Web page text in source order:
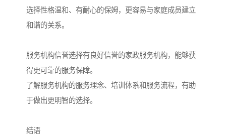
选择性格温和、有耐心的保姆，更容易与家庭成员建立
和谐的关系。
服务机构信誉选择有良好信誉的家政服务机构，能够获
得更可靠的服务保障。
了解服务机构的服务理念、培训体系和服务流程，有助
于做出更明智的选择。
结语